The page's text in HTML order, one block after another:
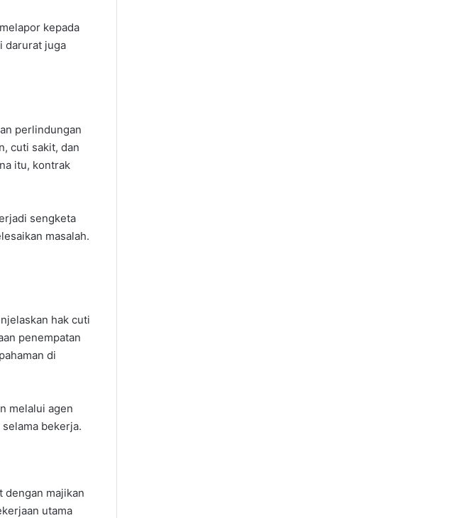
kepada
darurat juga
perlindungan
cuti sakit, dan
itu, kontrak
sengketa
masalah.
hak cuti
penempatan
di
melalui agen
bekerja.
dengan majikan
utama